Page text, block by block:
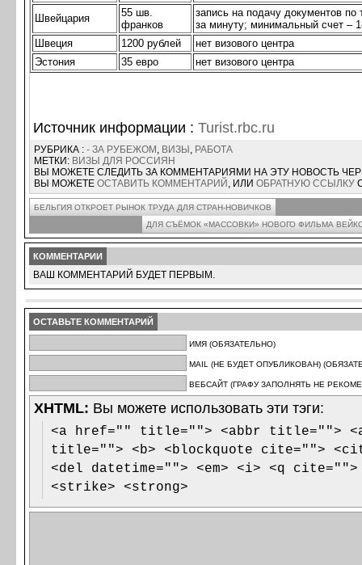
Швейцария
55 шв.
франков
запись на подачу документов
за минуту; минимальный счет –
Швеция
1200 рублей
нет визового центра
Эстония
35 евро нет визового центра
Источник информации : Turist.rbc.ru
РУБРИКА : - ЗА РУБЕЖОМ , ВИЗЫ , РАБОТА
МЕТКИ: ВИЗЫ ДЛЯ РОССИЯН
ВЫ МОЖЕТЕ СЛЕДИТЬ ЗА КОММЕНТАРИЯМИ НА ЭТУ НОВОСТЬ
ВЫ МОЖЕТЕ ОСТАВИТЬ КОММЕНТАРИЙ , ИЛИ ОБРАТНУЮ ССЫЛКУ
БЕЛЬГИЯ ОТКРОЕТ РЫНОК ТРУДА ДЛЯ СТРАН-НОВИЧКОВ
ДЛЯ СЪЁМОК «МАССОВКИ» НОВОГО ФИЛЬМА
КОММЕНТАРИИ
ВАШ КОММЕНТАРИЙ БУДЕТ ПЕРВЫМ.
ОСТАВЬТЕ КОММЕНТАРИЙ
ИМЯ (ОБЯЗАТЕЛЬНО)
MAIL (НЕ БУДЕТ ОПУБЛИКОВАН)
ВЕБСАЙТ (ГРАФУ ЗАПОЛНЯТЬ НЕ
XHTML: Вы можете использовать эти тэги:
<a href="" title=""> <abbr title="">
title=""> <b> <blockquote cite="">
<del datetime=""> <em> <i> <q cite="">
<strike> <strong>